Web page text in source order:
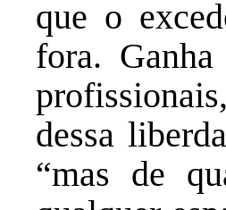
que o
fora.
dessa
“mas de